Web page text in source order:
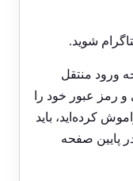
شوید.
ورود منتقل
رمز عبور خود را
کرده‌اید، باید
پایین صفحه